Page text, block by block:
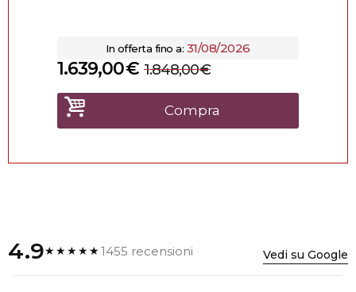
In offerta fino a: 31/08/2026
€
1.639,00 €
1.848,00
Compra
4.9★★★★★1455 recensioni Vedi su Google